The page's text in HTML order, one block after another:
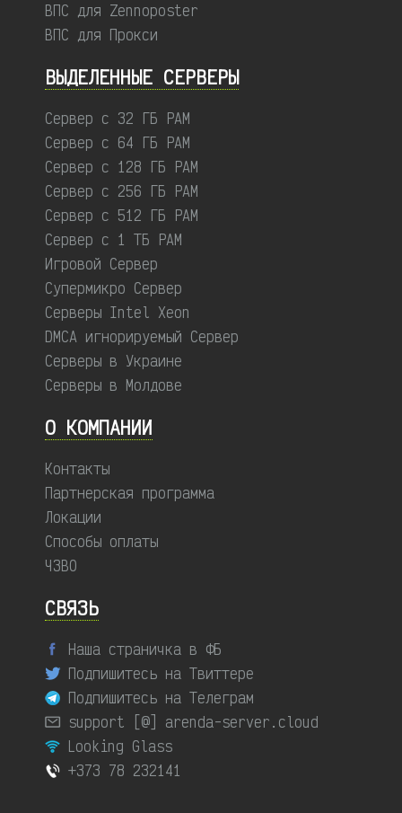
ВПС для Zennoposter
ВПС для Прокси
ВЫДЕЛЕННЫЕ CЕРВЕРЫ
Сервер с 32 ГБ РАМ
Сервер с 64 ГБ РАМ
Сервер с 128 ГБ РАМ
Сервер с 256 ГБ РАМ
Сервер с 512 ГБ РАМ
Сервер с 1 ТБ РАМ
Игровой Сервер
Супермикро Сервер
Серверы Intel Xeon
DMCA игнорируемый Сервер
Серверы в Украине
Серверы в Молдове
О КОМПАНИИ
Контакты
Партнерская программа
Локации
Способы оплаты
ЧЗВО
СВЯЗЬ
Наша страничка в ФБ
Подпишитесь на Твиттере
Подпишитесь на Телеграм
support [@] arenda-server.cloud
Looking Glass
+373 78 232141